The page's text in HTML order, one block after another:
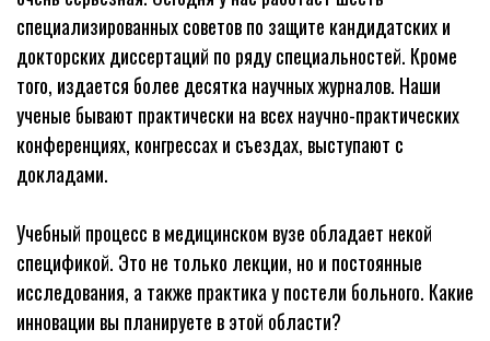
специализированных советов по защите кандидатских и
докторских диссертаций по ряду специальностей. Кроме
того, издается более десятка научных журналов. Наши
ученые бывают практически на всех научно-практических
конференциях, конгрессах и съездах, выступают с
докладами.
Учебный процесс в медицинском вузе обладает некой
спецификой. Это не только лекции, но и постоянные
исследования, а также практика у постели больного. Какие
инновации вы планируете в этой области?